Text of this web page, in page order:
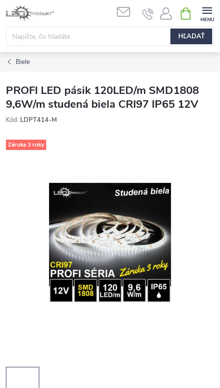
Prejsť
na
obsah
HĽADAŤ
KOŠÍK
Biele
PROFI LED pásik 120LED/m SMD1808
9,6W/m studená biela CRI97 IP65 12V
Kód: LDPT414-M
Záruka 3 roky